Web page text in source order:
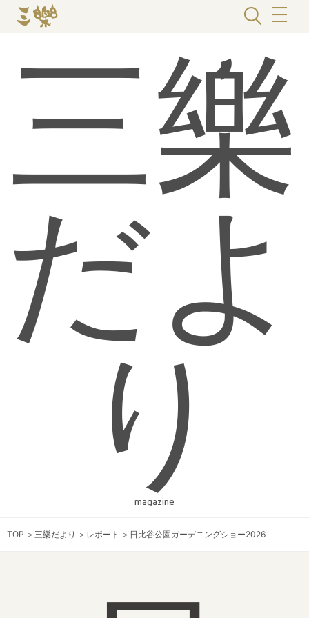
三樂
だよ
り
magazine
TOP ＞ 三樂だより ＞ レポート ＞ 日比谷公園ガーデニングショー2026